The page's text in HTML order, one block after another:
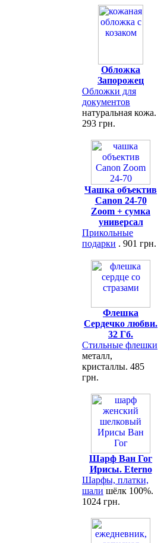
Обложка
Запорожец
Обложки для
документов
натуральная кожа.
293 грн.
Чашка объектив
Canon 24-70
Zoom + сумка
универсал
Прикольные
подарки . 901 грн.
Флешка
Сердечко любви.
32 Гб.
Стильные флешки
металл,
кристаллы. 485
грн.
Шарф Ван Гог
Ирисы. Eterno
Шарфы, платки,
шали шёлк 100%.
1024 грн.